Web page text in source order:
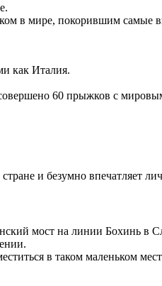
в мире, покорившим самые
как Италия.
60 прыжков с
и безумно впечатляет
мост на линии Бохинь в
в таком маленьком